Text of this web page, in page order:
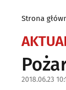
Strona
2018.06.23